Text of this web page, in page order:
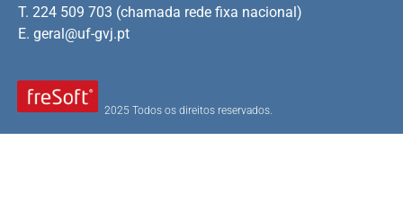
2025 Todos os direitos reservados.
T. 224 509 703 (chamada rede fixa nacional)
E. geral@uf-gvj.pt